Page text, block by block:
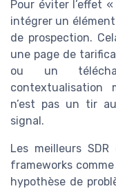
Pour éviter l’effet
intégrer un
de prospection.
une page de
ou un
contextualisation
n’est pas un tir
signal.
Les meilleurs
frameworks
hypothèse de